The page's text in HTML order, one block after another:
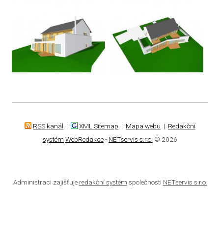
RSS kanál | XML Sitemap | Mapa webu | Redakční
systém WebRedakce- NETservis s.r.o. © 2026
Administraci zajišťuje redakční systém společnosti NETservis s.r.o.